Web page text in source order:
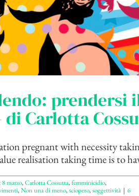
prendersi
Carlotta
pregnant with necessity
realisation taking time is to
8 marzo,Carlotta Cossutta,femminicidio,
,Non una di meno,sciopero,soggettività | 6